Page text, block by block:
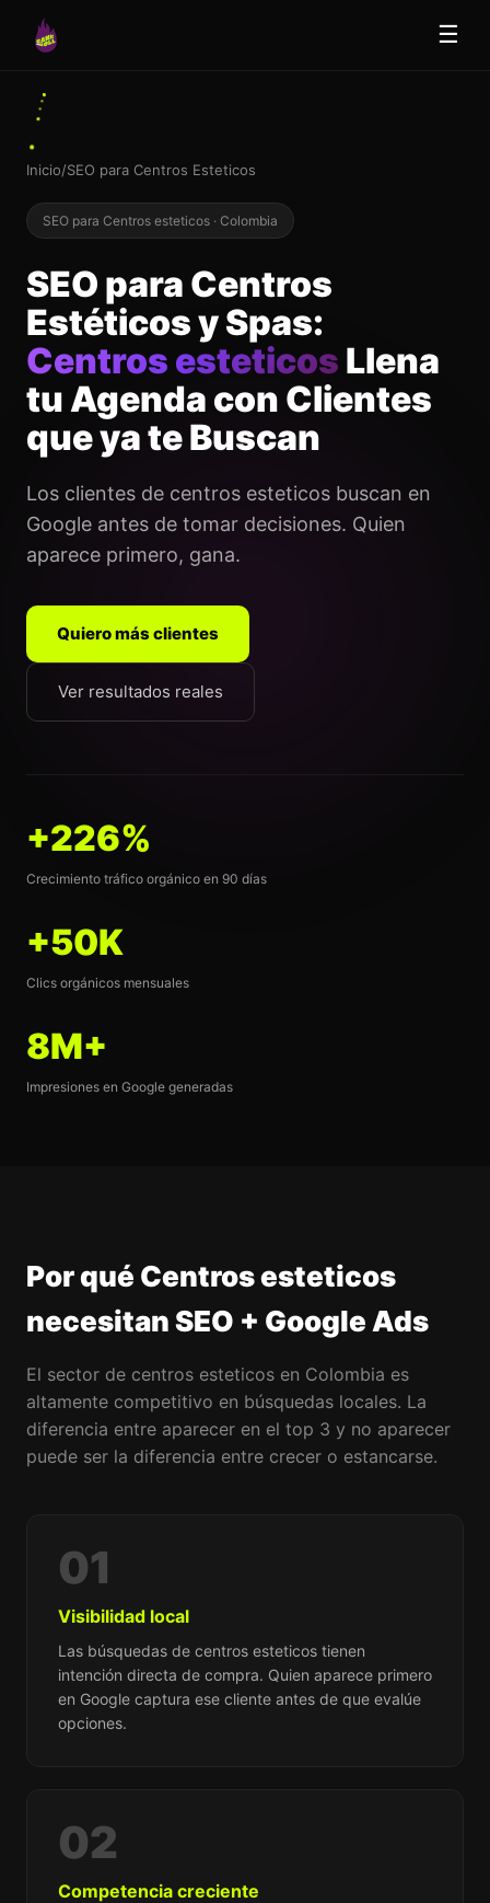
☰
Inicio/SEO para Centros Esteticos
SEO para Centros esteticos · Colombia
SEO para Centros
Estéticos y Spas:
Centros esteticos Llena
tu Agenda con Clientes
que ya te Buscan
Los clientes de centros esteticos buscan en
Google antes de tomar decisiones. Quien
aparece primero, gana.
Quiero más clientes
Ver resultados reales
+226%
Crecimiento tráfico orgánico en 90 días
+50K
Clics orgánicos mensuales
8M+
Impresiones en Google generadas
Por qué Centros esteticos
necesitan SEO + Google Ads
El sector de centros esteticos en Colombia es
altamente competitivo en búsquedas locales. La
diferencia entre aparecer en el top 3 y no aparecer
puede ser la diferencia entre crecer o estancarse.
01
Visibilidad local
Las búsquedas de centros esteticos tienen
intención directa de compra. Quien aparece primero
en Google captura ese cliente antes de que evalúe
opciones.
02
Competencia creciente